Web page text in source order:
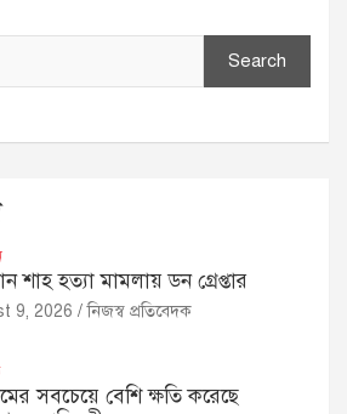
Search
শাহ হত্যা মামলায় ডন গ্রেপ্তার
9, 2026 নিজস্ব প্রতিবেদক
সবচেয়ে বেশি ক্ষতি করেছে